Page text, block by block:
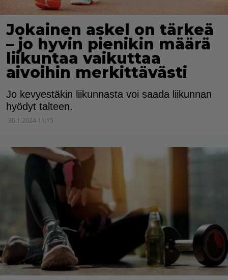
Jokainen askel on tärkeä
– jo hyvin pienikin määrä
liikuntaa vaikuttaa
aivoihin merkittävästi
Jo kevyestäkin liikunnasta voi saada liikunnan
hyödyt talteen.
30.1.2024 11:15